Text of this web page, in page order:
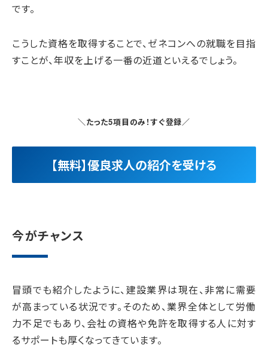
です。
こうした資格を取得することで、ゼネコンへの就職を目指
すことが、年収を上げる一番の近道といえるでしょう。
＼たった5項目のみ！すぐ登録／
【無料】優良求人の紹介を受ける
今がチャンス
冒頭でも紹介したように、建設業界は現在、非常に需要
が高まっている状況です。そのため、業界全体として労働
力不足でもあり、会社の資格や免許を取得する人に対す
るサポートも厚くなってきています。